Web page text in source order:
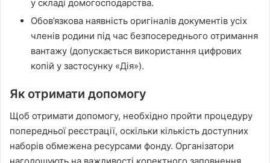
у складі домогосподарства.
Обов’язкова наявність оригіналів документів усіх
членів родини під час безпосереднього отримання
вантажу (допускається використання цифрових
копій у застосунку «Дія»).
Як отримати допомогу
Щоб отримати допомогу, необхідно пройти процедуру
попередньої реєстрації, оскільки кількість доступних
наборів обмежена ресурсами фонду. Організатори